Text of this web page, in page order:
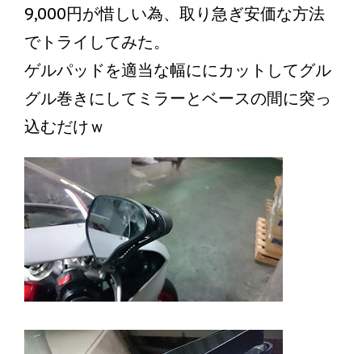
9,000円が惜しい為、取り急ぎ安価な方法
でトライしてみた。
ゲルパッドを適当な幅ににカットしてグル
グル巻きにしてミラーとベースの間に突っ
込むだけｗ